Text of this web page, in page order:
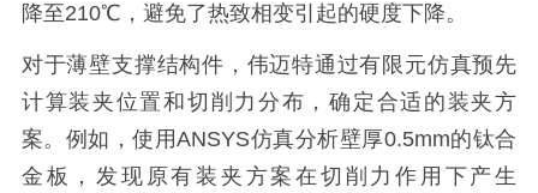
降至210℃，避免了热致相变引起的硬度下降。
对于薄壁支撑结构件，伟迈特通过有限元仿真预先
计算装夹位置和切削力分布，确定合适的装夹方
案。例如，使用ANSYS仿真分析壁厚0.5mm的钛合
金板，发现原有装夹方案在切削力作用下产生